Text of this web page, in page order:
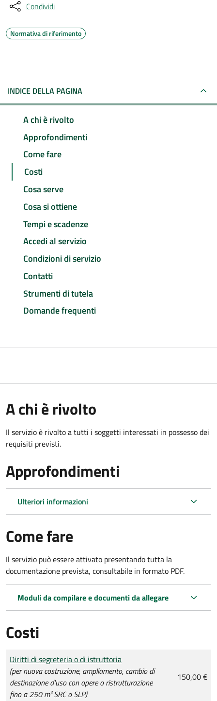
Condividi
Normativa di riferimento
INDICE DELLA PAGINA
A chi è rivolto
Approfondimenti
Come fare
Costi
Cosa serve
Cosa si ottiene
Tempi e scadenze
Accedi al servizio
Condizioni di servizio
Contatti
Strumenti di tutela
Domande frequenti
A chi è rivolto
Il servizio è rivolto a tutti i soggetti interessati in possesso dei
requisiti previsti.
Approfondimenti
Ulteriori informazioni
Come fare
Il servizio può essere attivato presentando tutta la
documentazione prevista, consultabile in formato PDF.
Moduli da compilare e documenti da allegare
Costi
Tipo di pagamento
Importo
Diritti di segreteria o di istruttoria
(per nuova costruzione, ampliamento, cambio di
destinazione d'uso con opere o ristrutturazione
fino a 250 m² SRC o SLP)
150,00 €